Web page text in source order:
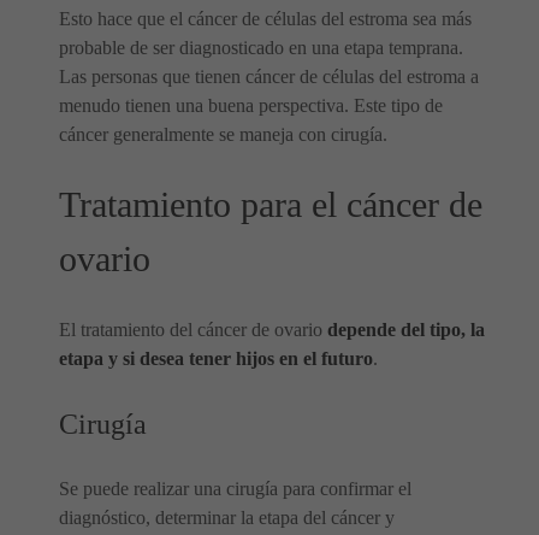
Esto hace que el cáncer de células del estroma sea más
probable de ser diagnosticado en una etapa temprana.
Las personas que tienen cáncer de células del estroma a
menudo tienen una buena perspectiva. Este tipo de
cáncer generalmente se maneja con cirugía.
Tratamiento para el cáncer de
ovario
El tratamiento del cáncer de ovario depende del tipo, la
etapa y si desea tener hijos en el futuro.
Cirugía
Se puede realizar una cirugía para confirmar el
diagnóstico, determinar la etapa del cáncer y